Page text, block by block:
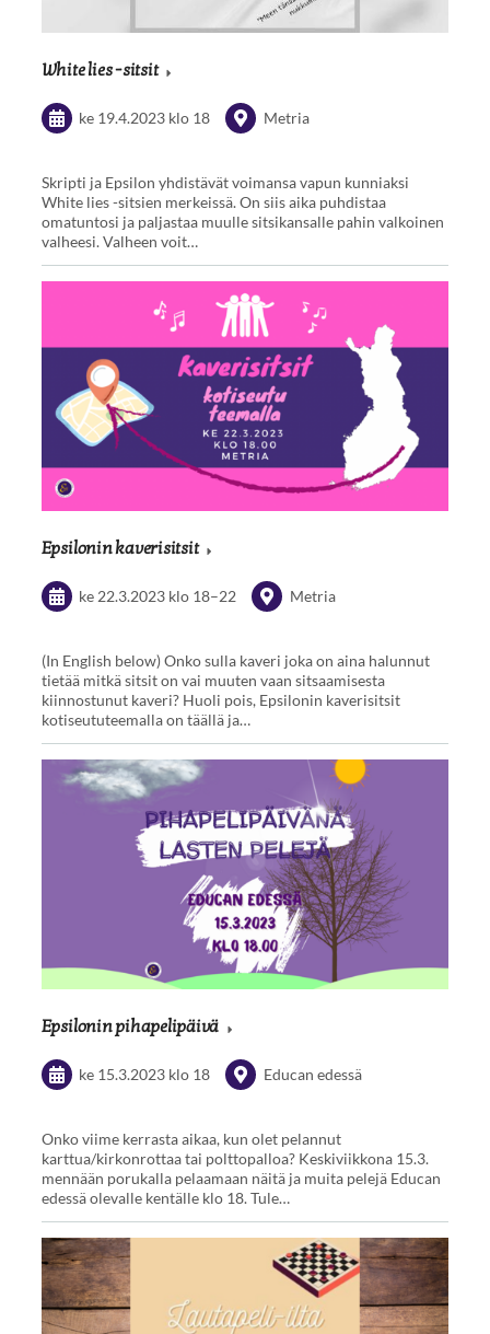
White lies -sitsit
ke 19.4.2023 klo 18 Metria
Skripti ja Epsilon yhdistävät voimansa vapun kunniaksi
White lies -sitsien merkeissä. On siis aika puhdistaa
omatuntosi ja paljastaa muulle sitsikansalle pahin valkoinen
valheesi. Valheen voit…
Epsilonin kaverisitsit
ke 22.3.2023 klo 18–22 Metria
(In English below) Onko sulla kaveri joka on aina halunnut
tietää mitkä sitsit on vai muuten vaan sitsaamisesta
kiinnostunut kaveri? Huoli pois, Epsilonin kaverisitsit
kotiseututeemalla on täällä ja…
Epsilonin pihapelipäivä
ke 15.3.2023 klo 18 Educan edessä
Onko viime kerrasta aikaa, kun olet pelannut
karttua/kirkonrottaa tai polttopalloa? Keskiviikkona 15.3.
mennään porukalla pelaamaan näitä ja muita pelejä Educan
edessä olevalle kentälle klo 18. Tule…